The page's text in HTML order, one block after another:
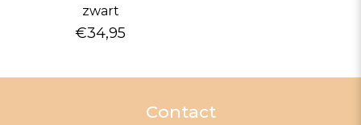
zwart
€34,95
Contact